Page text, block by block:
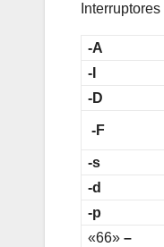
Interruptores
-A
-I
-D
-F
-s
-d
-p
«66»–